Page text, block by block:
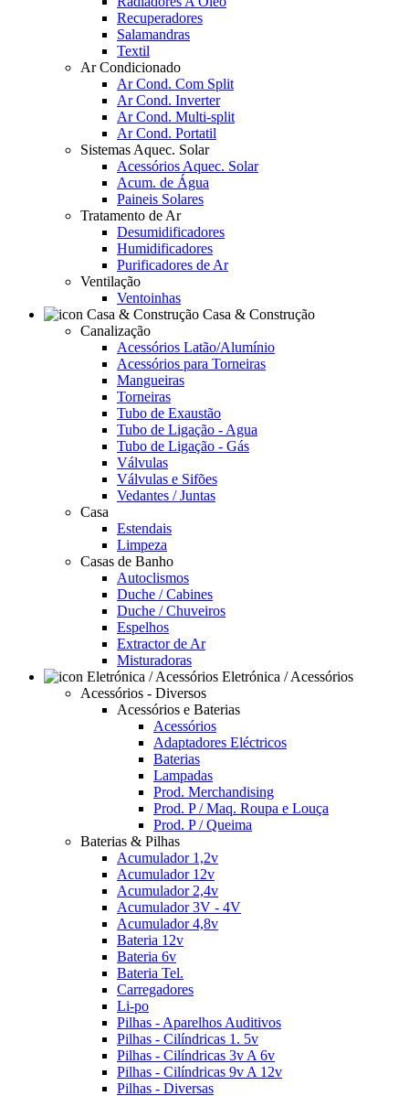
Recuperadores
Salamandras
Textil
Ar Condicionado
Ar Cond. Com Split
Ar Cond. Inverter
Ar Cond. Multi-split
Ar Cond. Portatil
Sistemas Aquec. Solar
Acessórios Aquec. Solar
Acum. de Água
Paineis Solares
Tratamento de Ar
Desumidificadores
Humidificadores
Purificadores de Ar
Ventilação
Ventoinhas
Casa & Construção
Canalização
Acessórios Latão/Alumínio
Acessórios para Torneiras
Mangueiras
Torneiras
Tubo de Exaustão
Tubo de Ligação - Agua
Tubo de Ligação - Gás
Válvulas
Válvulas e Sifões
Vedantes / Juntas
Casa
Estendais
Limpeza
Casas de Banho
Autoclismos
Duche / Cabines
Duche / Chuveiros
Espelhos
Extractor de Ar
Misturadoras
Eletrónica / Acessórios
Acessórios - Diversos
Acessórios e Baterias
Acessórios
Adaptadores Eléctricos
Baterias
Lampadas
Prod. Merchandising
Prod. P / Maq. Roupa e Louça
Prod. P / Queima
Baterias & Pilhas
Acumulador 1,2v
Acumulador 12v
Acumulador 2,4v
Acumulador 3V - 4V
Acumulador 4,8v
Bateria 12v
Bateria 6v
Bateria Tel.
Carregadores
Li-po
Pilhas - Aparelhos Auditivos
Pilhas - Cilíndricas 1. 5v
Pilhas - Cilíndricas 3v A 6v
Pilhas - Cilíndricas 9v A 12v
Pilhas - Diversas